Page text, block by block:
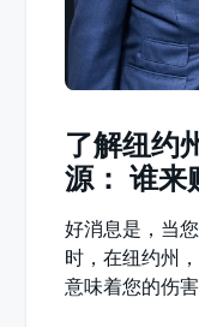
了解纽约
源： 谁来
好消息是，当
时，在纽约州
意味着您的伤